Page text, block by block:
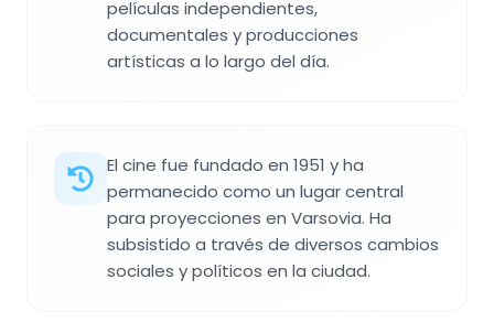
películas independientes,
documentales y producciones
artísticas a lo largo del día.
El cine fue fundado en 1951 y ha
permanecido como un lugar central
para proyecciones en Varsovia. Ha
subsistido a través de diversos cambios
sociales y políticos en la ciudad.